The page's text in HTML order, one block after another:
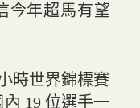
今年超馬有望
時世界錦標賽
19 位選手一